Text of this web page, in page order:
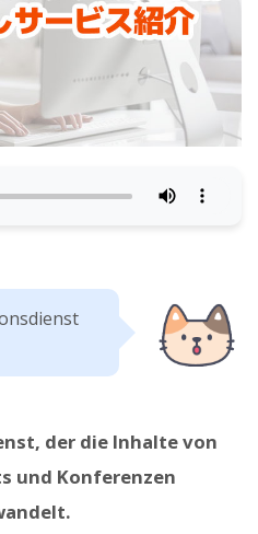
der die Inhalte von
und Konferenzen